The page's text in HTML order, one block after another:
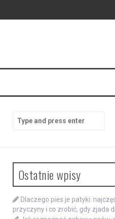
for:
Ostatnie wpisy
Dlaczego pies je patyki:
przyczyny i co zrobić, gdy zjada